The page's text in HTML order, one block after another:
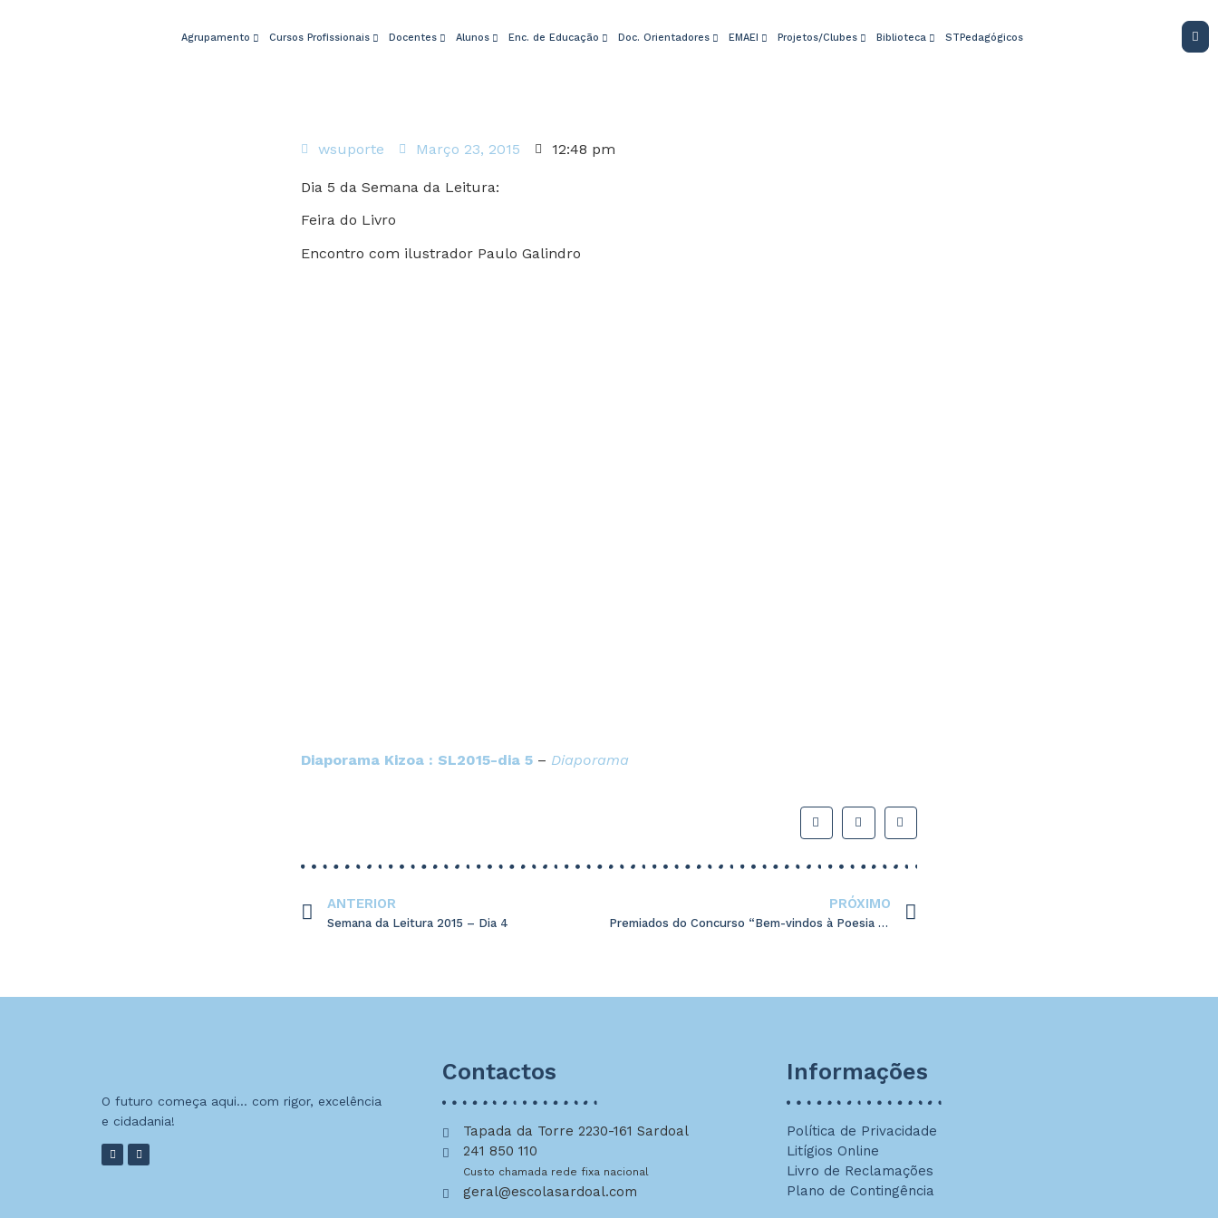
Agrupamento Cursos Profissionais Docentes Alunos Enc. de Educação Doc. Orientadores EMAEI Projetos/Clubes Biblioteca STPedagógicos
wsuporte Março 23, 2015 12:48 pm
Dia 5 da Semana da Leitura:
Feira do Livro
Encontro com ilustrador Paulo Galindro
Diaporama Kizoa : SL2015-dia 5 – Diaporama
ANTERIOR
Semana da Leitura 2015 – Dia 4
PRÓXIMO
Premiados do Concurso “Bem-vindos à Poesia 2015”
O futuro começa aqui… com rigor, excelência
e cidadania!
Contactos
Tapada da Torre 2230-161 Sardoal
241 850 110
Custo chamada rede fixa nacional
geral@escolasardoal.com
Informações
Política de Privacidade
Litígios Online
Livro de Reclamações
Plano de Contingência